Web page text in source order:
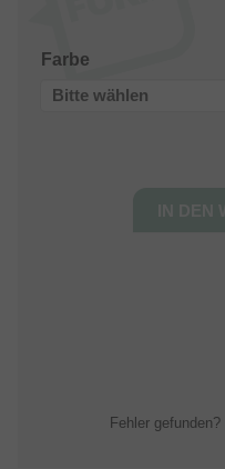
Farbe
Bitte wählen
Fehler gefunden?